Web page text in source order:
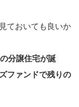
ておいても良いか
分譲住宅が誕
ファンドで残りの